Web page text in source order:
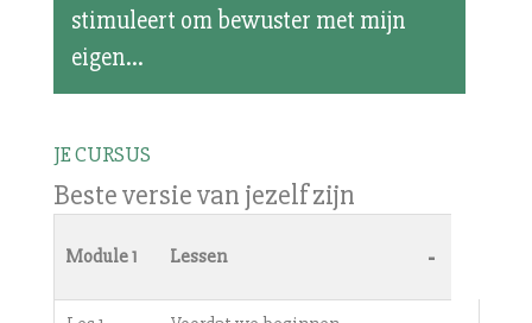
stimuleert om bewuster met mijn
eigen...
JE CURSUS
Beste versie van jezelf zijn
Module 1 Lessen -